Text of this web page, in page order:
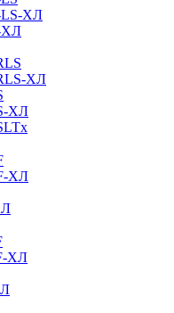
ХЛ
ХЛ
ХЛ
ХЛ
ХЛ
ХЛ